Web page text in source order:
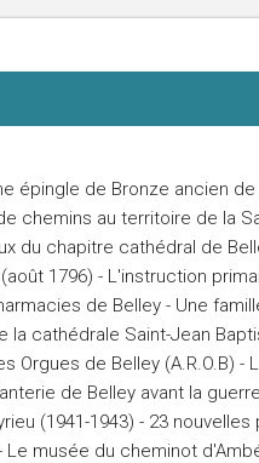
épingle de Bronze ancien
chemins au territoire de la
du chapitre cathédral de
1796) - L'instruction
de Belley - Une
la cathédrale Saint-Jean
Orgues de Belley (A.R.O.B) -
de Belley avant la
(1941-1943) - 23 nouvelles
musée du cheminot